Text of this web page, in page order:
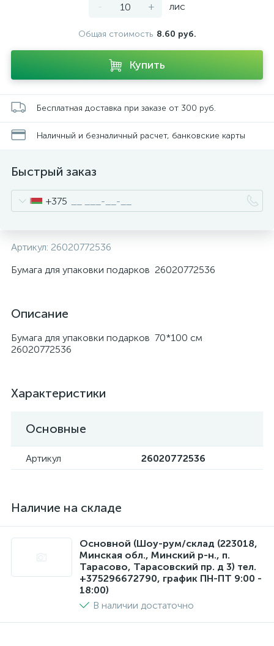
- + лис
Общая стоимость 8.60 руб.
Купить
Бесплатная доставка при заказе от 300 руб.
Наличный и безналичный расчет, банковские карты
Быстрый заказ
+375
Артикул: 26020772536
Бумага для упаковки подарков 26020772536
Описание
Бумага для упаковки подарков 70*100 см
26020772536
Характеристики
Основные
Артикул 26020772536
Наличие на складе
Основной (Шоу-рум/склад (223018,
Минская обл., Минский р-н., п.
Тарасово, Тарасовский пр. д 3) тел.
+375296672790, график ПН-ПТ 9:00 -
18:00)
В наличии достаточно